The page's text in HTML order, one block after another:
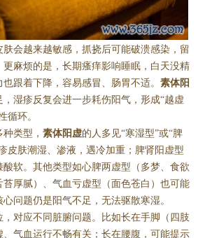
会越来越敏感，抓挠后可能破溃感染，留
麻烦的是，长期瘙痒影响睡眠，白天没精
跟着下降，容易感冒、肠胃不适。 素体阳
湿疹反复会进一步耗伤阳气，形成“越虚
循环。
类型， 素体阳虚的人多见“寒湿型”或“脾
皮肤潮湿、渗液，遇冷加重；脾肾阳虚型
软。其他类型如心脾两虚型（多梦、食欲
苔厚腻）、气血亏虚型（面色苍白）也可能
问题仍是阳气不足，无法驱散寒湿。
对应不同脏腑问题。比如长在手脚（四肢
气血运行不畅有关；长在腰腹，可能提示